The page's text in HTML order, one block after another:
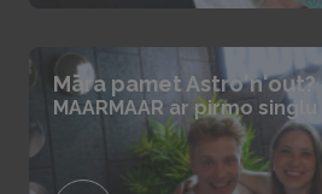
Māra pamet Astro'n'out?
MAARMAAR ar pirmo singlu